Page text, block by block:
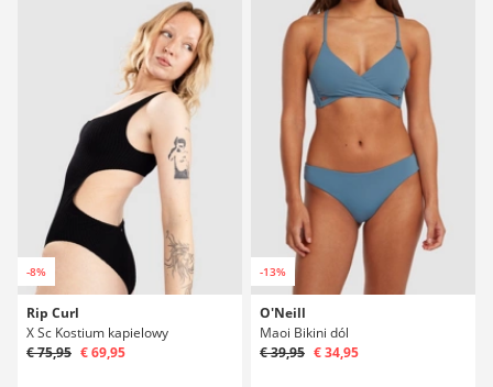
-8%
Rip Curl
X Sc Kostium kapielowy
€ 75,95 € 69,95
-13%
O'Neill
Maoi Bikini dól
€ 39,95 € 34,95